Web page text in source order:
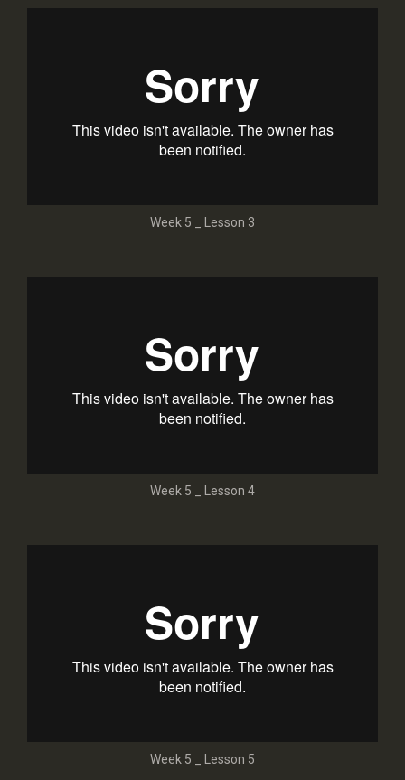
Week 5 _ Lesson 3
Week 5 _ Lesson 4
Week 5 _ Lesson 5